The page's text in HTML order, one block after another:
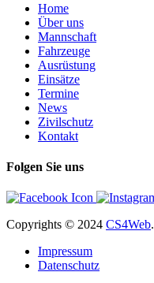
Home
Über uns
Mannschaft
Fahrzeuge
Ausrüstung
Einsätze
Termine
News
Zivilschutz
Kontakt
Folgen Sie uns
Copyrights © 2024 CS4Web.
Impressum
Datenschutz